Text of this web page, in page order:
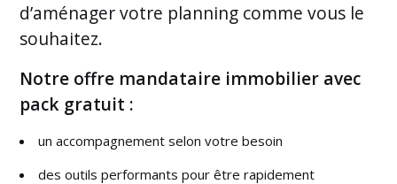
d’aménager votre planning comme vous le
souhaitez.
Notre offre mandataire immobilier avec
pack gratuit :
un accompagnement selon votre besoin
des outils performants pour être rapidement